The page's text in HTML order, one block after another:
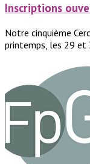
Inscriptions
Notre cinquième
printemps, les 29 et